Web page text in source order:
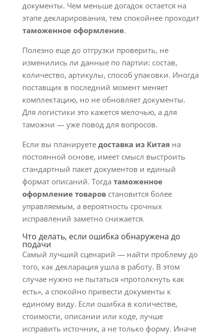
документы. Чем меньше догадок остается на
этапе декларирования, тем спокойнее проходит
таможенное оформление.
Полезно еще до отгрузки проверить, не
изменились ли данные по партии: состав,
количество, артикулы, способ упаковки. Иногда
поставщик в последний момент меняет
комплектацию, но не обновляет документы.
Для логистики это кажется мелочью, а для
таможни — уже повод для вопросов.
Если вы планируете доставка из Китая на
постоянной основе, имеет смысл выстроить
стандартный пакет документов и единый
формат описаний. Тогда таможенное
оформление товаровстановится более
управляемым, а вероятность срочных
исправлений заметно снижается.
Что делать, если ошибка обнаружена до
подачи
Самый лучший сценарий — найти проблему до
того, как декларация ушла в работу. В этом
случае нужно не пытаться «протолкнуть как
есть», а спокойно привести документы к
единому виду. Если ошибка в количестве,
стоимости, описании или коде, лучше
исправить источник, а не только форму. Иначе